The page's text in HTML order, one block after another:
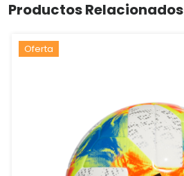
Productos Relacionados
Oferta